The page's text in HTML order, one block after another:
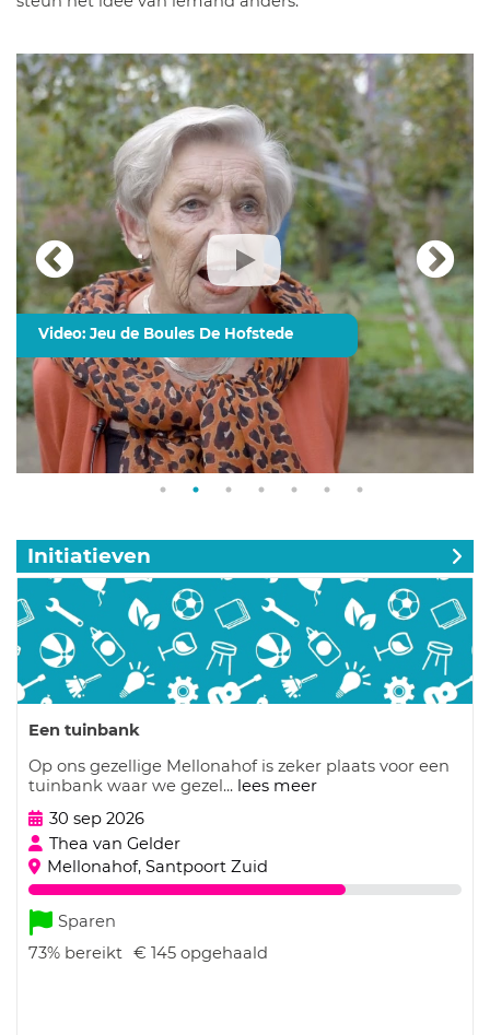
Video: Jeu de Boules De Hofstede
Initiatieven
Een tuinbank
Op ons gezellige Mellonahof is zeker plaats voor een
tuinbank waar we gezel... lees meer
30 sep 2026
Thea van Gelder
Mellonahof, Santpoort Zuid
Sparen
73% bereikt € 145 opgehaald